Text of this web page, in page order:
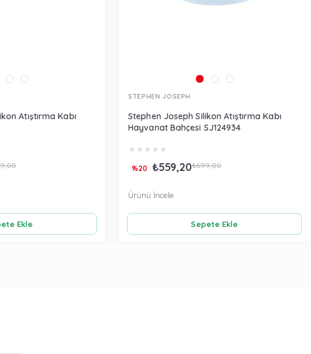
Atıştırma Kabı
Ekle
STEPHEN JOSEPH
Stephen Joseph Silikon Atıştırma Kabı
Hayvanat Bahçesi SJ124934
★ ★ ★ ★ ★
₺559,20₺699,00
%20
Sepete Ekle
Ürünü İncele